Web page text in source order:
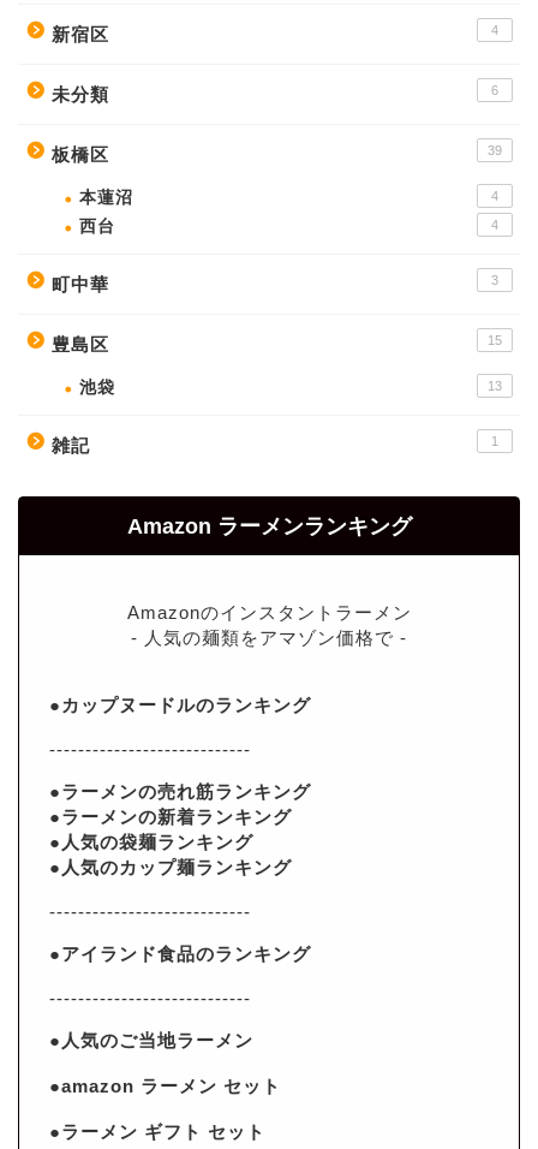
新宿区 4
未分類 6
板橋区 39
本蓮沼 4
西台 4
町中華 3
豊島区 15
池袋 13
雑記 1
Amazon ラーメンランキング
Amazonのインスタントラーメン
- 人気の麺類をアマゾン価格で -
●カップヌードルのランキング
----------------------------
●ラーメンの売れ筋ランキング
●ラーメンの新着ランキング
●人気の袋麺ランキング
●人気のカップ麺ランキング
----------------------------
●アイランド食品のランキング
----------------------------
●人気のご当地ラーメン
●amazon ラーメン セット
●ラーメン ギフト セット